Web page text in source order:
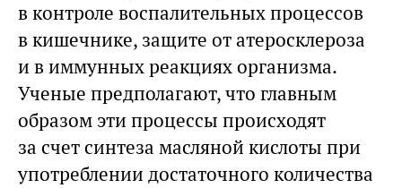
в контроле воспалительных процессов
в кишечнике, защите от атеросклероза
и в иммунных реакциях организма.
Ученые предполагают, что главным
образом эти процессы происходят
за счет синтеза масляной кислоты при
употреблении достаточного количества